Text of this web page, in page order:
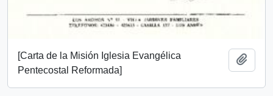
[Carta de la Misión Iglesia Evangélica
Pentecostal Reformada]